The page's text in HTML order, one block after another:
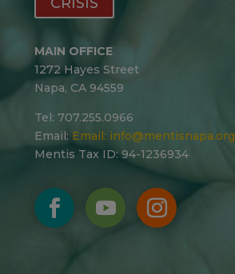
MAIN OFFICE
1272 Hayes Street
Napa, CA 94559
Tel: 707.255.0966
Email: Email: info@mentisnapa.org
Mentis Tax ID: 94-1236934